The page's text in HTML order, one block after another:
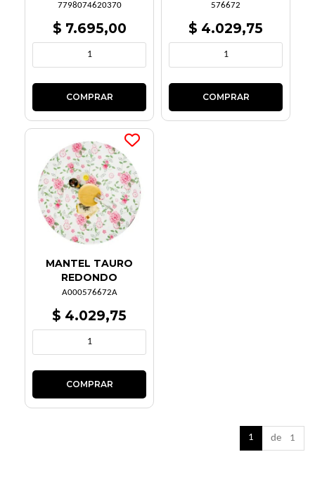
7798074620370
$ 7.695,00
576672
$ 4.029,75
MANTEL TAURO
REDONDO
A000576672A
$ 4.029,75
1 de 1